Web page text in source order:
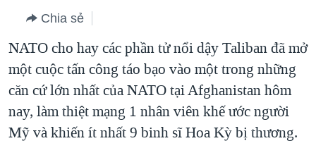
chính
điều
hướng
chính
Đi
tới
BLOG
DIỄN ĐÀN
MỤC
TỰ DO BÁO CHÍ
VẠCH TRẦN TIN GIẢ
CHUYÊN ĐỀ
CHIẾN TRANH THƯƠNG MẠI CỦA MỸ: QUÁ KHỨ VÀ HIỆN
HỌC TIẾNG ANH
Chia sẻ
NATO cho hay các phần tử nổi dậy Taliban đã mở
một cuộc tấn công táo bạo vào một trong những
căn cứ lớn nhất của NATO tại Afghanistan hôm
nay, làm thiệt mạng 1 nhân viên khế ước người
Mỹ và khiến ít nhất 9 binh sĩ Hoa Kỳ bị thương.